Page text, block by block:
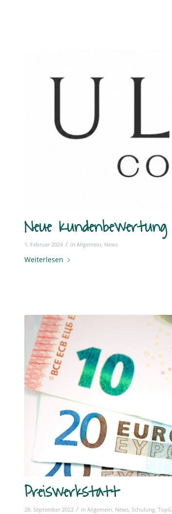
Neue Kundenbewertung
1. Februar 2024 / in Allgemein, News
Weiterlesen
Preiswerkstatt
28. September 2022 / in Allgemein News Schulung